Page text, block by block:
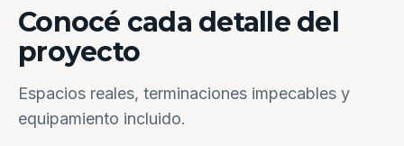
Conocé cada detalle del
proyecto
Espacios reales, terminaciones impecables y
equipamiento incluido.